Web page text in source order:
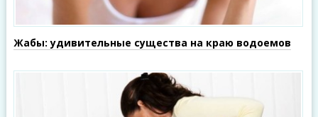
Жабы: удивительные существа на краю водоемов